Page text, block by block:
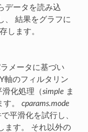
データを読み込
、 結果をグラフに
します。
メータに基づい
軸のフィルタリン
化処理（simple ま
す。 cparams.mode
平滑化を試行し、
ます。 それ以外の